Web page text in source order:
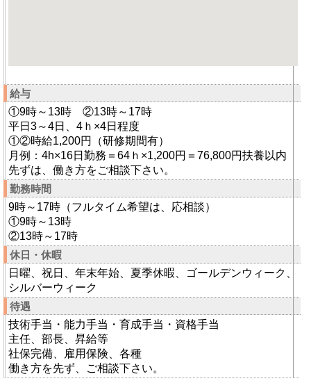
給与
①9時～13時 ②13時～17時
平日3～4日、4ｈ×4日程度
①②時給1,200円（研修期間有）
月例：4h×16日勤務＝64ｈ×1,200円＝76,800円扶養以内
先ずは、働き方をご相談下さい。
勤務時間
9時～17時（フルタイム希望は、応相談）
①9時～13時
②13時～17時
休日・休暇
日曜、祝日、年末年始、夏季休暇、ゴールデンウィーク、
シルバーウィーク
待遇
技術手当・能力手当・育成手当・資格手当
主任、部長、昇給等
社保完備、雇用保険、各種
働き方を先ず、ご相談下さい。